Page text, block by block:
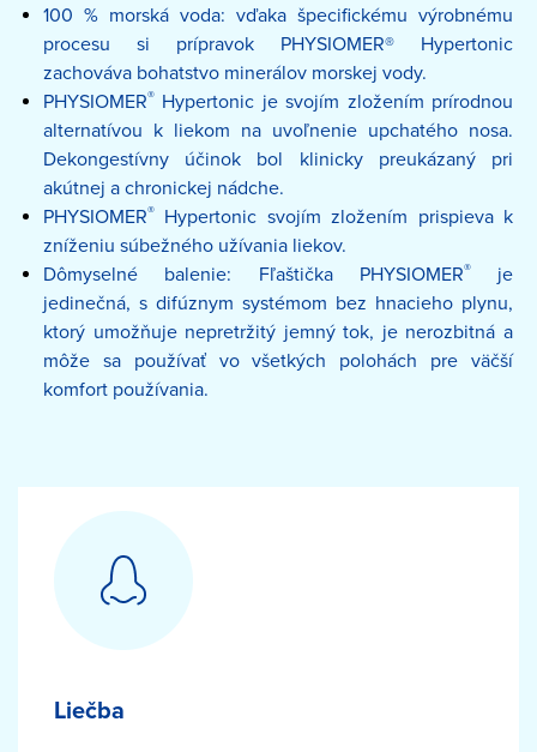
100 % morská voda: vďaka špecifickému výrobnému
procesu si prípravok PHYSIOMER® Hypertonic
zachováva bohatstvo minerálov morskej vody.
PHYSIOMER® Hypertonic je svojím zložením prírodnou
alternatívou k liekom na uvoľnenie upchatého nosa.
Dekongestívny účinok bol klinicky preukázaný pri
akútnej a chronickej nádche.
PHYSIOMER® Hypertonic svojím zložením prispieva k
zníženiu súbežného užívania liekov.
Dômyselné balenie: Fľaštička PHYSIOMER®je
jedinečná, s difúznym systémom bez hnacieho plynu,
ktorý umožňuje nepretržitý jemný tok, je nerozbitná a
môže sa používať vo všetkých polohách pre väčší
komfort používania.
Liečba